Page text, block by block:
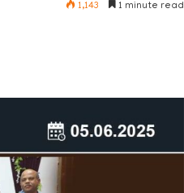
1,143 1 minute read